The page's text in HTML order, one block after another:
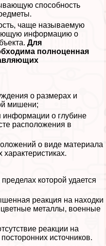
способность
чаще называемую
информацию о
Для
полноценная
о размерах и
мишени;
информации о глубине
расположения в
о виде материала
которой удается
реакция на находки
цветные металлы, военные
реакции на
источников.